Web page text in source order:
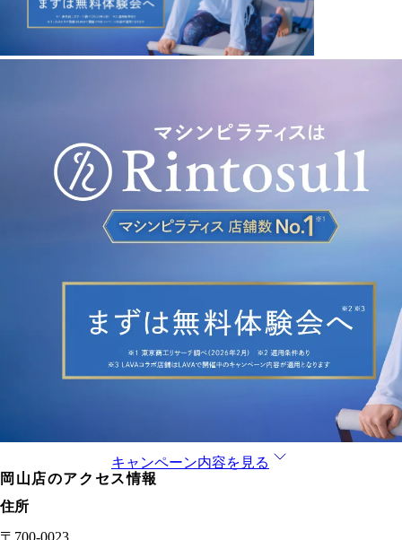
キャンペーン内容を見る
岡山店のアクセス情報
住所
〒 700-0023